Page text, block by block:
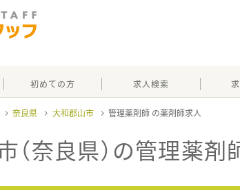
初めての方 求人検索
奈良県 大和郡山市 管理薬剤師
（奈良県）の管理薬剤